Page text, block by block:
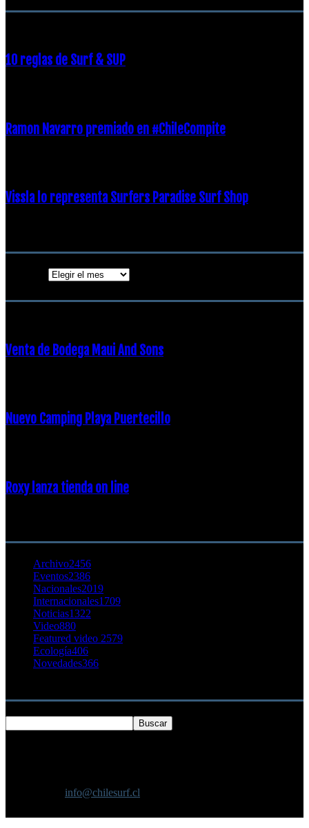
10 reglas de Surf & SUP
Ramon Navarro premiado en #ChileCompite
Vissla lo representa Surfers Paradise Surf Shop
Venta de Bodega Maui And Sons
Nuevo Camping Playa Puertecillo
Roxy lanza tienda on line
Archivo2456
Eventos2386
Nacionales2019
Internacionales1709
Noticias1322
Video880
Featured video 2579
Ecología406
Novedades366
info@chilesurf.cl